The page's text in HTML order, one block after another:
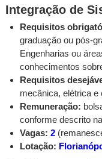
Integração de
Requisitos
graduação ou pós-
Engenharias ou
conhecimentos
Requisitos
mecânica, elétrica e
Remuneração:
conforme descrito
Vagas: 2
Lotação: